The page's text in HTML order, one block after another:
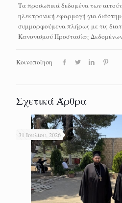
Τα προσωπικά δεδομένα των
ηλεκτρονική εφαρμογή για
συμμορφούμενα πλήρως με τις
Κανονισμού Προστασίας
Κοινοποίηση
Σχετικά Άρθρα
31 Ιουλίου, 2026